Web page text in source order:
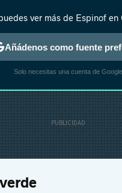
REALITY ANIME
ver más de Espinof en
Añádenos como fuente
Solo necesitas una cuenta de Google